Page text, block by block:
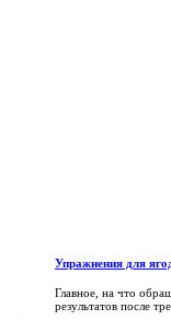
Упражнения для
Главное, на что
результатов после